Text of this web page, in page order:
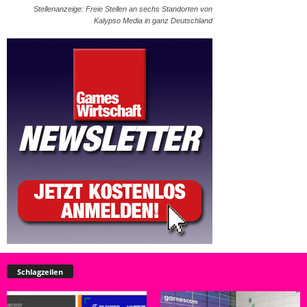
Stellenanzeige: Freie Stellen an sechs Standorten von
Kalypso Media in ganz Deutschland
Schlagzeilen